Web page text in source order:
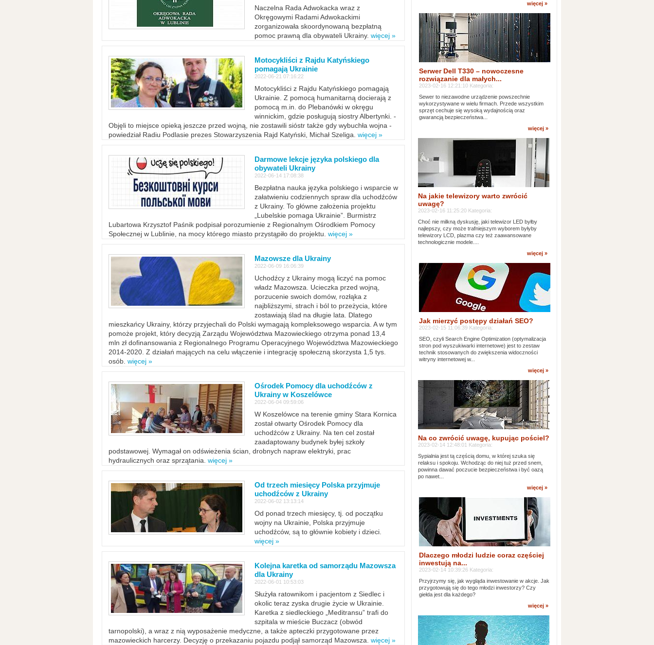
Naczelna Rada Adwokacka wraz z
Okręgowymi Radami Adwokackimi
zorganizowała skoordynowaną bezpłatną
pomoc prawną dla obywateli Ukrainy. więcej »
Motocykliści z Rajdu Katyńskiego
pomagają Ukrainie
2022-06-21 07:16:22
Motocykliści z Rajdu Katyńskiego pomagają
Ukrainie. Z pomocą humanitarną docierają z
pomocą m.in. do Plebanówki w okręgu
winnickim, gdzie posługują siostry Albertynki. -
Objęli to miejsce opieką jeszcze przed wojną, nie zostawili sióstr także gdy wybuchła wojna -
powiedział Radiu Podlasie prezes Stowarzyszenia Rajd Katyński, Michał Szeliga. więcej »
Darmowe lekcje języka polskiego dla
obywateli Ukrainy
2022-06-14 17:08:38
Bezpłatna nauka języka polskiego i wsparcie w
załatwieniu codziennych spraw dla uchodźców
z Ukrainy. To główne założenia projektu
„Lubelskie pomaga Ukrainie”. Burmistrz
Lubartowa Krzysztof Paśnik podpisał porozumienie z Regionalnym Ośrodkiem Pomocy
Społecznej w Lublinie, na mocy którego miasto przystąpiło do projektu. więcej »
Mazowsze dla Ukrainy
2022-06-09 16:06:39
Uchodźcy z Ukrainy mogą liczyć na pomoc
władz Mazowsza. Ucieczka przed wojną,
porzucenie swoich domów, rozłąka z
najbliższymi, strach i ból to przeżycia, które
zostawiają ślad na długie lata. Dlatego
mieszkańcy Ukrainy, którzy przyjechali do Polski wymagają kompleksowego wsparcia. A w tym
pomoże projekt, który decyzją Zarządu Województwa Mazowieckiego otrzyma ponad 13,4
mln zł dofinansowania z Regionalnego Programu Operacyjnego Województwa Mazowieckiego
2014-2020. Z działań mających na celu włączenie i integrację społeczną skorzysta 1,5 tys.
osób. więcej »
Ośrodek Pomocy dla uchodźców z
Ukrainy w Koszelówce
2022-06-04 09:59:06
W Koszelówce na terenie gminy Stara Kornica
został otwarty Ośrodek Pomocy dla
uchodźców z Ukrainy. Na ten cel został
zaadaptowany budynek byłej szkoły
podstawowej. Wymagał on odświeżenia ścian, drobnych napraw elektryki, prac
hydraulicznych oraz sprzątania. więcej »
Od trzech miesięcy Polska przyjmuje
uchodźców z Ukrainy
2022-06-02 13:13:14
Od ponad trzech miesięcy, tj. od początku
wojny na Ukrainie, Polska przyjmuje
uchodźców, są to głównie kobiety i dzieci.
więcej »
Kolejna karetka od samorządu Mazowsza
dla Ukrainy
2022-06-01 10:53:03
Służyła ratownikom i pacjentom z Siedlec i
okolic teraz zyska drugie życie w Ukrainie.
Karetka z siedleckiego „Meditransu” trafi do
szpitala w mieście Buczacz (obwód
tarnopolski), a wraz z nią wyposażenie medyczne, a także apteczki przygotowane przez
mazowieckich harcerzy. Decyzję o przekazaniu pojazdu podjął samorząd Mazowsza. więcej »
więcej »
Serwer Dell T330 – nowoczesne
rozwiązanie dla małych...
2023-02-16 12:21:10 Kategoria:
Sewer to niezawodne urządzenie powszechnie
wykorzystywane w wielu firmach. Przede wszystkim
sprzęt cechuje się wysoką wydajnością oraz
gwarancją bezpieczeństwa...
więcej »
Na jakie telewizory warto zwrócić
uwagę?
2023-02-16 11:25:20 Kategoria:
Choć nie milkną dyskusję, jaki telewizor LED byłby
najlepszy, czy może trafniejszym wyborem byłyby
telewizory LCD, plazma czy też zaawansowane
technologicznie modele....
więcej »
Jak mierzyć postępy działań SEO?
2023-02-15 11:06:39 Kategoria:
SEO, czyli Search Engine Optimization (optymalizacja
stron pod wyszukiwarki internetowe) jest to zestaw
technik stosowanych do zwiększenia widoczności
witryny internetowej w...
więcej »
Na co zwrócić uwagę, kupując pościel?
2023-02-14 12:48:01 Kategoria:
Sypialnia jest tą częścią domu, w której szuka się
relaksu i spokoju. Wchodząc do niej tuż przed snem,
powinna dawać poczucie bezpieczeństwa i być oazą
po nawet...
więcej »
Dlaczego młodzi ludzie coraz częściej
inwestują na...
2023-02-14 10:39:26 Kategoria:
Przyjrzymy się, jak wygląda inwestowanie w akcje. Jak
przygotowują się do tego młodzi inwestorzy? Czy
giełda jest dla każdego?
więcej »